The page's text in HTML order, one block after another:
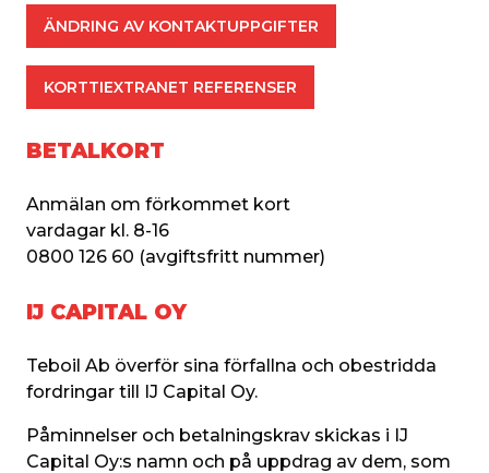
ÄNDRING AV KONTAKTUPPGIFTER
KORTTIEXTRANET REFERENSER
BETALKORT
Anmälan om förkommet kort
vardagar kl. 8-16
0800 126 60 (avgiftsfritt nummer)
IJ CAPITAL OY
Teboil Ab överför sina förfallna och obestridda
fordringar till IJ Capital Oy.
Påminnelser och betalningskrav skickas i IJ
Capital Oy:s namn och på uppdrag av dem, som